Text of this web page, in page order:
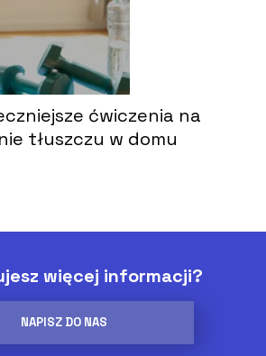
ćwiczenia na
tłuszczu w domu
więcej informacji?
NAPISZ DO NAS